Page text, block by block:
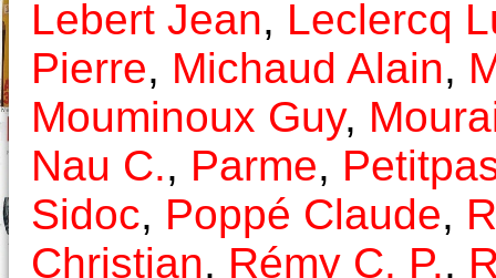
Lebert Jean, Leclercq
Pierre, Michaud Alain,
Mouminoux Guy,
Nau C., Parme,
Sidoc, Poppé Claude,
Christian, Rémy C. P.,